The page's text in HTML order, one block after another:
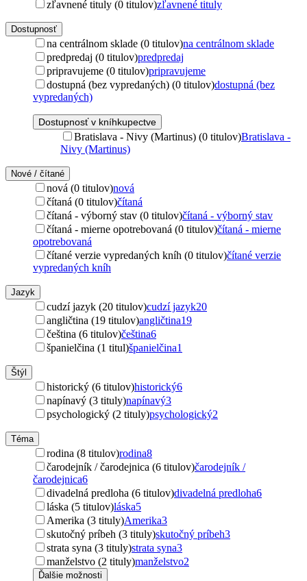
zľavnené tituly (0 titulov)zľavnené tituly
Dostupnosť
na centrálnom sklade (0 titulov)na centrálnom sklade
predpredaj (0 titulov)predpredaj
pripravujeme (0 titulov)pripravujeme
dostupná (bez vypredaných) (0 titulov)dostupná (bez
vypredaných)
Dostupnosť v kníhkupectve
Bratislava - Nivy (Martinus) (0 titulov)Bratislava -
Nivy (Martinus)
Nové / čítané
nová (0 titulov)nová
čítaná (0 titulov)čítaná
čítaná - výborný stav (0 titulov)čítaná - výborný stav
čítaná - mierne opotrebovaná (0 titulov)čítaná - mierne
opotrebovaná
čítané verzie vypredaných kníh (0 titulov)čítané verzie
vypredaných kníh
Jazyk
cudzí jazyk (20 titulov)cudzí jazyk20
angličtina (19 titulov)angličtina19
čeština (6 titulov)čeština6
španielčina (1 titul)španielčina1
Štýl
historický (6 titulov)historický6
napínavý (3 tituly)napínavý3
psychologický (2 tituly)psychologický2
Téma
rodina (8 titulov)rodina8
čarodejník / čarodejnica (6 titulov)čarodejník /
čarodejnica6
divadelná predloha (6 titulov)divadelná predloha6
láska (5 titulov)láska5
Amerika (3 tituly)Amerika3
skutočný príbeh (3 tituly)skutočný príbeh3
strata syna (3 tituly)strata syna3
manželstvo (2 tituly)manželstvo2
Ďalšie možnosti